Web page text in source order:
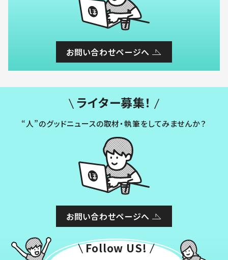
お問い合わせページへ
ライター募集！
“人”のグッドニュースの取材・執筆をしてみませんか？
お問い合わせページへ
Follow US!